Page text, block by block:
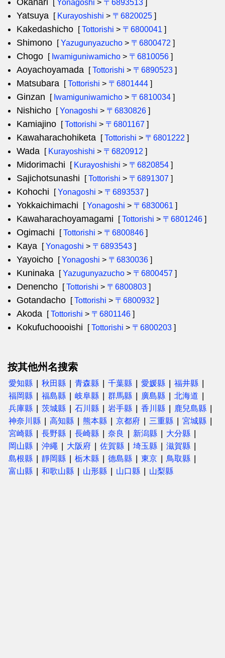
Okanari [Yonagoshi > 〒6893513 ]
Yatsuya [ Kurayoshishi > 〒6820025 ]
Kakedashicho [Tottorishi > 〒6800041 ]
Shimono [Yazugunyazucho > 〒6800472 ]
Chogo [ Iwamiguniwamicho > 〒6810056 ]
Aoyachoyamada [Tottorishi > 〒6890523 ]
Matsubara [Tottorishi > 〒6801444 ]
Ginzan [ Iwamiguniwamicho > 〒6810034 ]
Nishicho [Yonagoshi > 〒6830826 ]
Kamiajino [Tottorishi > 〒6801167 ]
Kawaharachohiketa [Tottorishi > 〒6801222 ]
Wada [ Kurayoshishi > 〒6820912 ]
Midorimachi [ Kurayoshishi > 〒6820854 ]
Sajichotsunashi [Tottorishi > 〒6891307 ]
Kohochi [Yonagoshi > 〒6893537 ]
Yokkaichimachi [Yonagoshi > 〒6830061 ]
Kawaharachoyamagami [Tottorishi > 〒6801246 ]
Ogimachi [Tottorishi > 〒6800846 ]
Kaya [Yonagoshi > 〒6893543 ]
Yayoicho [Yonagoshi > 〒6830036 ]
Kuninaka [Yazugunyazucho > 〒6800457 ]
Denencho [Tottorishi > 〒6800803 ]
Gotandacho [Tottorishi > 〒6800932 ]
Akoda [Tottorishi > 〒6801146 ]
Kokufuchoooishi [Tottorishi > 〒6800203 ]
按其他州名搜索
愛知縣 秋田縣 青森縣 千葉縣 愛媛縣
福井縣
福岡縣
福島縣 岐阜縣 群馬縣 廣島縣
北海道
兵庫縣
茨城縣 石川縣 岩手縣 香川縣
鹿兒島縣
神奈川縣
高知縣 熊本縣 京都府 三重縣
宮城縣
宮崎縣
長野縣 長崎縣 奈良 新潟縣
大分縣
岡山縣
沖繩 大阪府 佐賀縣 埼玉縣
滋賀縣
島根縣
靜岡縣 栃木縣 德島縣 東京
鳥取縣
富山縣
和歌山縣 山形縣 山口縣 山梨縣